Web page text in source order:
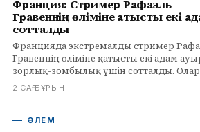
Франция: Стример Рафаэль
Гравеннің өліміне қатысты екі
сотталды
Францияда экстремалды стример
Гравеннің өліміне қатысты екі адам
зорлық-зомбылық үшін сотталды. Олар
шартты түрде бас бостандығынан
2 САҒ БҰРЫН
ӘЛЕМ